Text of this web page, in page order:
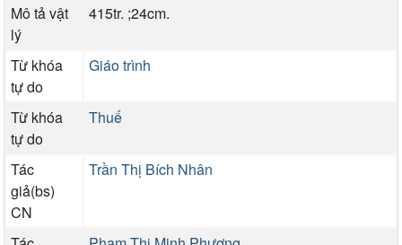
Mô tả vật
lý
415tr. ;24cm.
Từ khóa
tự do
Giáo trình
Từ khóa
tự do
Thuế
Tác
giả(bs)
CN
Trần Thị Bích Nhân